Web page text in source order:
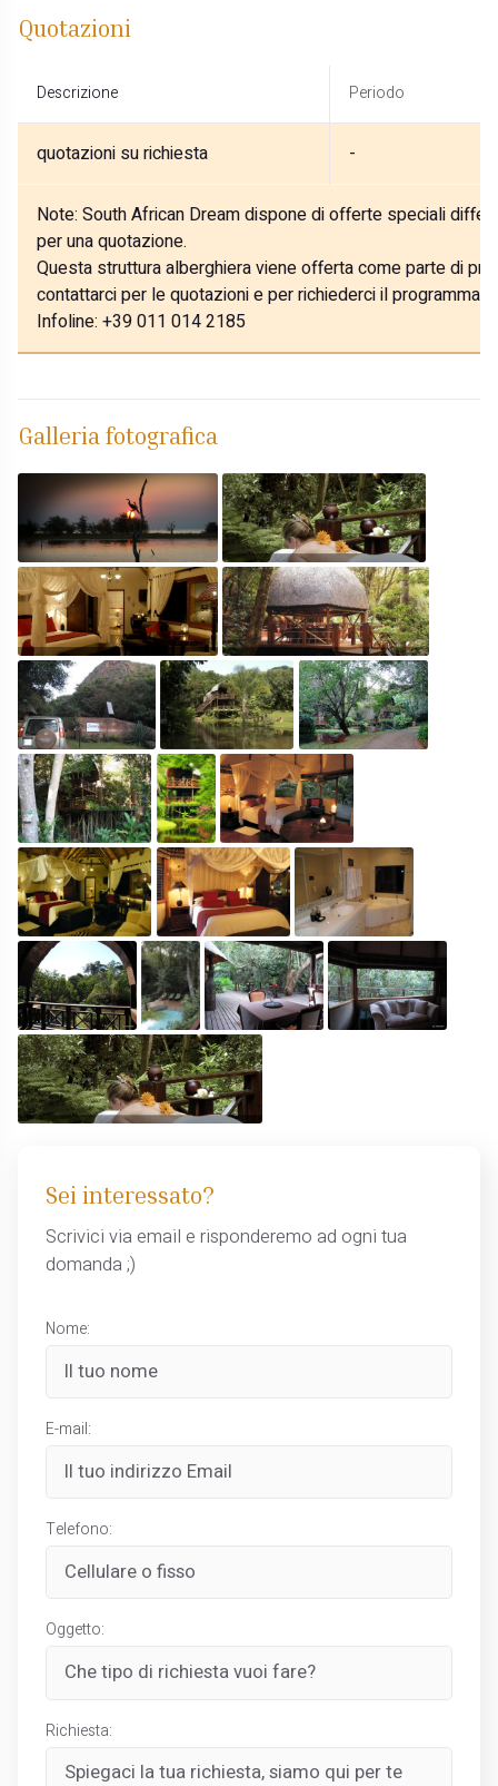
Quotazioni
Descrizione Periodo
quotazioni su richiesta -
Note: South African Dream dispone di offerte speciali
per una quotazione.
Questa struttura alberghiera viene offerta come parte di
contattarci per le quotazioni e per richiederci il programma
Infoline: +39 011 014 2185
Galleria fotografica
Sei interessato?
Scrivici via email e risponderemo ad ogni tua
domanda ;)
Nome:
E-mail:
Telefono:
Oggetto:
Richiesta: